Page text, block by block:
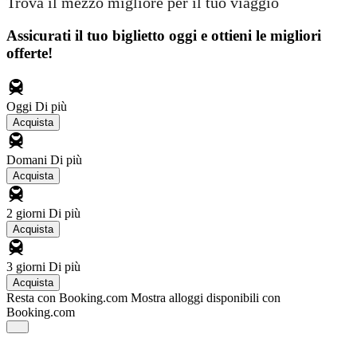
Assicurati il ​​tuo biglietto oggi e ottieni le migliori
offerte!
Oggi Di più
Acquista
Domani Di più
Acquista
2 giorni Di più
Acquista
3 giorni Di più
Acquista
Resta con Booking.com Mostra alloggi disponibili con
Booking.com